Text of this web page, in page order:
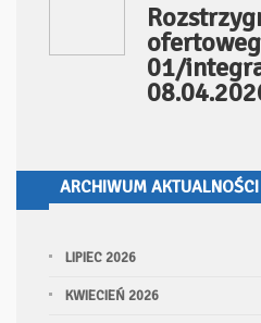
01/
ARCHIWUM AKTUALNOŚCI
LIPIEC 2026
KWIECIEŃ 2026